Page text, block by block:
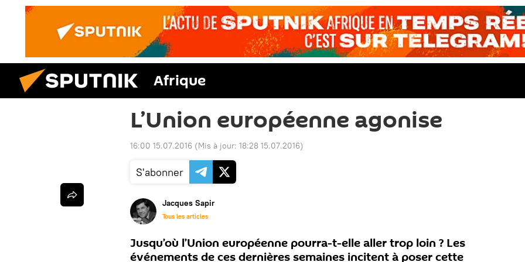
Afrique
L’Union européenne agonise
16:00 15.07.2016 (Mis à jour: 18:28 15.07.2016)
S'abonner
Jacques Sapir
Tous les articles
Jusqu’où l’Union européenne pourra-t-elle aller trop loin ? Les
événements de ces dernières semaines incitent à poser cette